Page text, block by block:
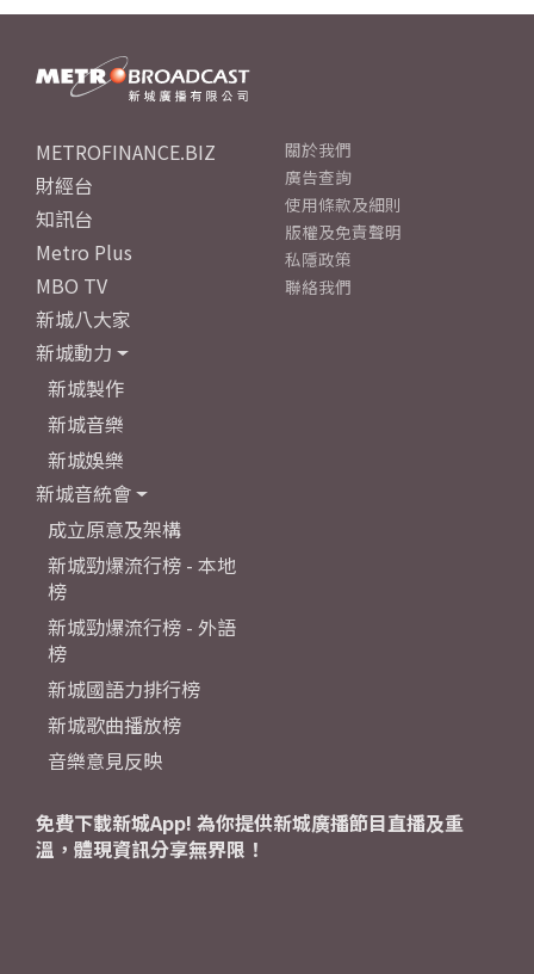
METROFINANCE.BIZ
財經台
知訊台
Metro Plus
MBO TV
新城八大家
新城動力
新城製作
新城音樂
新城娛樂
新城音統會
成立原意及架構
新城勁爆流行榜 - 本地
榜
新城勁爆流行榜 - 外語
榜
新城國語力排行榜
新城歌曲播放榜
音樂意見反映
關於我們
廣告查詢
使用條款及細則
版權及免責聲明
私隱政策
聯絡我們
免費下載新城App! 為你提供新城廣播節目直播及重
溫，體現資訊分享無界限！